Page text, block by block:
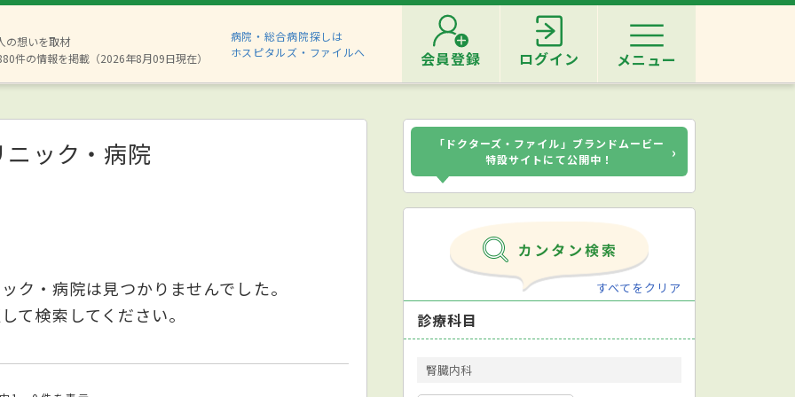
の想いを取材
件の情報を掲載（2026年8月09日現在）
病院・総合病院探しは
ホスピタルズ・ファイルへ
会員登録 ログイン メニュー
ニック・病院
ク・病院は見つかりませんでした。
て検索してください。
「ドクターズ・ファイル」ブランドムービー
特設サイトにて公開中！
›
すべてをクリア
診療科目
腎臓内科